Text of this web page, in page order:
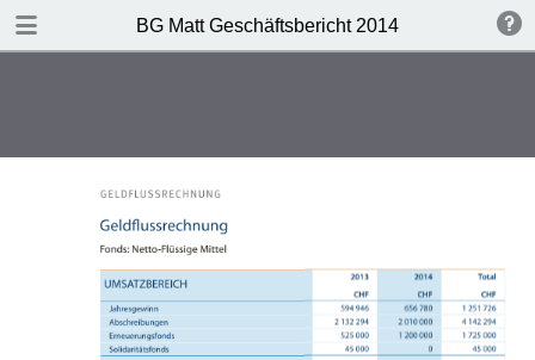
BG Matt Geschäftsbericht 2014
DOWNLOAD